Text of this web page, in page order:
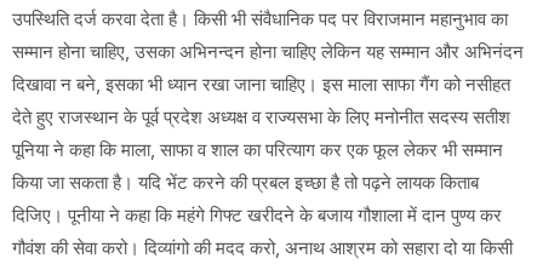
उपस्थिति दर्ज करवा देता है। किसी भी संवैधानिक पद पर विराजमान महानुभाव का
सम्मान होना चाहिए, उसका अभिनन्दन होना चाहिए लेकिन यह सम्मान और अभिनंदन
दिखावा न बने, इसका भी ध्यान रखा जाना चाहिए। इस माला साफा गैंग को नसीहत
देते हुए राजस्थान के पूर्व प्रदेश अध्यक्ष व राज्यसभा के लिए मनोनीत सदस्य सतीश
पूनिया ने कहा कि माला, साफा व शाल का परित्याग कर एक फूल लेकर भी सम्मान
किया जा सकता है। यदि भेंट करने की प्रबल इच्छा है तो पढ़ने लायक किताब
दिजिए। पूनीया ने कहा कि महंगे गिफ्ट खरीदने के बजाय गौशाला में दान पुण्य कर
गौवंश की सेवा करो। दिव्यांगो की मदद करो, अनाथ आश्रम को सहारा दो या किसी